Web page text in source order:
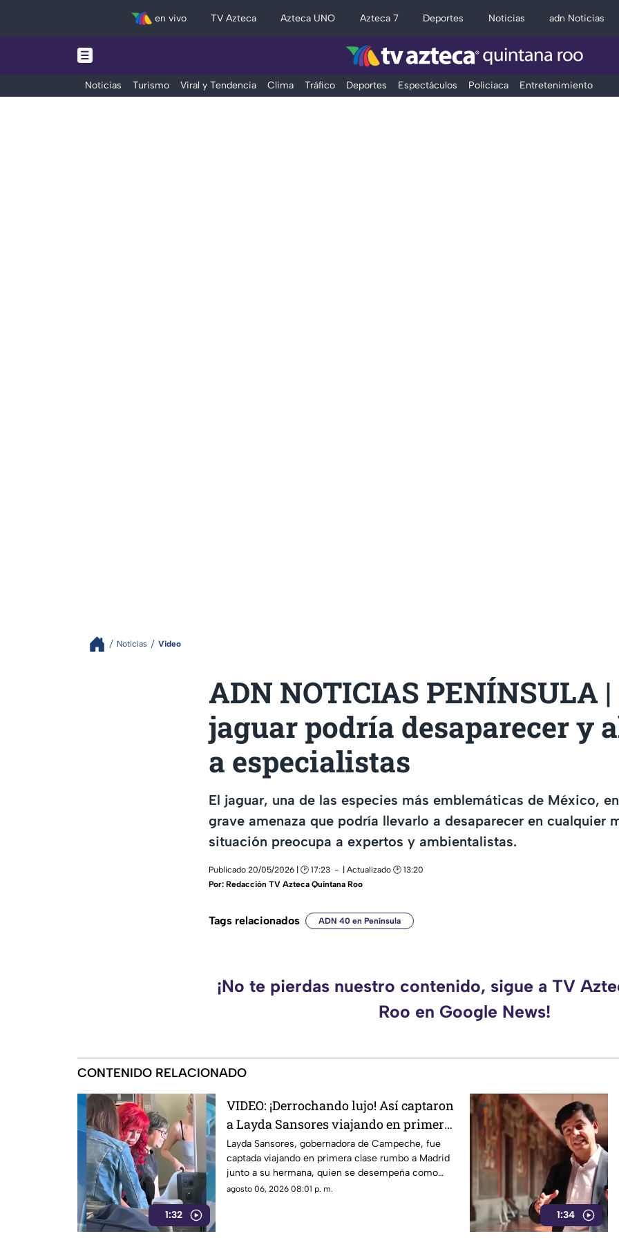
en vivo TV Azteca Azteca UNO Azteca 7 Deportes Noticias adn Noticias
Noticias Turismo Viral y Tendencia Clima Tráfico Deportes Espectáculos Policiaca Entretenimiento
Noticias Video
ADN NOTICIAS PENÍNSULA
jaguar podría desaparecer y
a especialistas
El jaguar, una de las especies más emblemáticas de México,
grave amenaza que podría llevarlo a desaparecer en cualquier
situación preocupa a expertos y ambientalistas.
Publicado 20/05/2026 | 🕑 17:23
| Actualizado 🕑 13:20
Por: Redacción TV Azteca Quintana Roo
Tags relacionados ADN 40 en Península
¡No te pierdas nuestro contenido, sigue a TV
Roo en Google News!
CONTENIDO RELACIONADO
1:32
VIDEO: ¡Derrochando lujo! Así captaron
a Layda Sansores viajando en primera
clase a Madrid; iba con su hermana
titular del DIF de Campeche
Layda Sansores, gobernadora de Campeche, fue
captada viajando en primera clase rumbo a Madrid
junto a su hermana, quien se desempeña como
directora del DIF estatal.
agosto 06, 2026 08:01 p. m.
1:34